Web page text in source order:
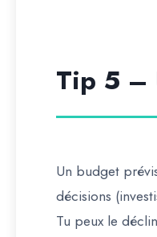
Tip 5 –
Un budget
décisions
Tu peux le